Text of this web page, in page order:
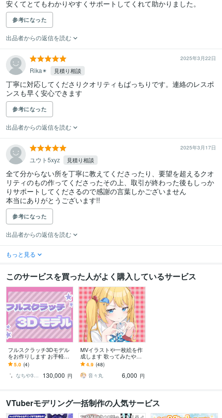
安くてとてもわかりやすくサポートしてくれて助かりました。
参考になった
出品者からの返信を読む
2025年3月22日
Rika✴︎ 見積り相談
丁寧に対応してくださりクオリティもばっちりです。連絡のレスポ
ンスも早く安心できます
参考になった
出品者からの返信を読む
2025年3月17日
ユウト5xyz 見積り相談
全て分からない所を丁寧に教えてくださったり、要望を超えるクオ
リティのもの作ってくださったその上、取引が終わった後もしっか
りサポートしてくださるので感謝の言葉しかございません
本当にありがとうございます!!
参考になった
出品者からの返信を読む
もっと見る
このサービスを買った人がよく購入しているサービス
フルスクラッチ3Dモデル
をお作りします お手軽に3
DVTuberになれます♪
5.0 (4)
なちや3DCG
130,000 円
MVイラストや一枚絵を作
成します 歌ってみたやボ
カロ曲のサムネ、mv用の
イラスト、1枚絵等
4.9 (48)
音々丸
6,000 円
VTuberモデリング一括制作の人気サービス